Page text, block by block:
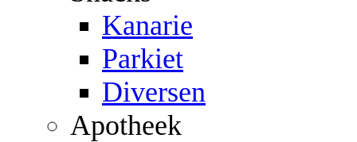
Kanarie
Parkiet
Diversen
Apotheek